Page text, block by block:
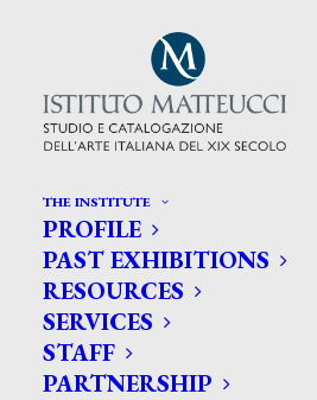
THE INSTITUTE
PROFILE
PAST EXHIBITIONS
RESOURCES
SERVICES
STAFF
PARTNERSHIP
CERCA TRA GLI ARTISTI:
Search
for: